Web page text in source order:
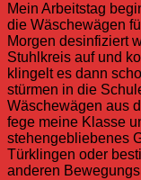
Mein Arbeitstag
die Wäschewägen
Morgen desinfiziert
Stuhlkreis auf und
klingelt es dann
stürmen in die
Wäschewägen aus
fege meine Klasse
stehengebliebenes
Türklingen oder
anderen